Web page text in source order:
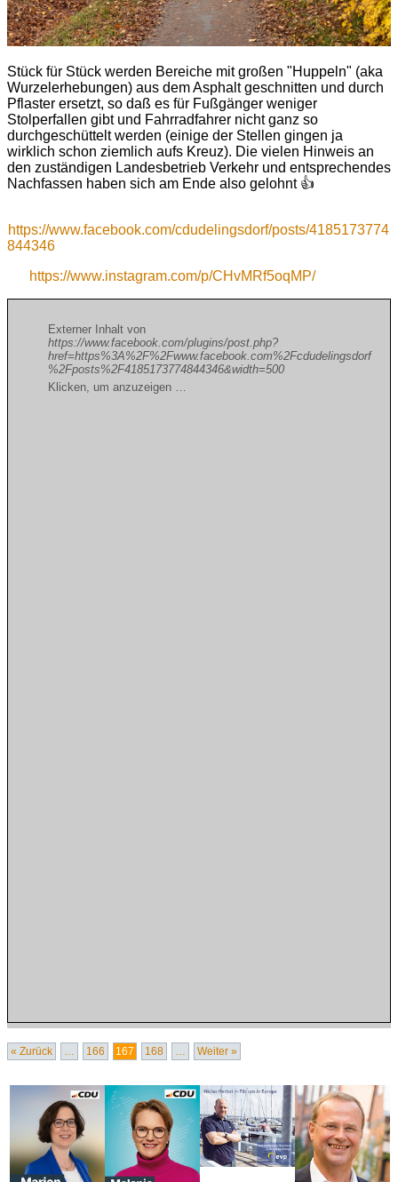
Stück für Stück werden Bereiche mit großen "Huppeln" (aka
Wurzelerhebungen) aus dem Asphalt geschnitten und durch
Pflaster ersetzt, so daß es für Fußgänger weniger
Stolperfallen gibt und Fahrradfahrer nicht ganz so
durchgeschüttelt werden (einige der Stellen gingen ja
wirklich schon ziemlich aufs Kreuz). Die vielen Hinweis an
den zuständigen Landesbetrieb Verkehr und entsprechendes
Nachfassen haben sich am Ende also gelohnt 👍
https://www.facebook.com/cdudelingsdorf/posts/4185173774
844346
https://www.instagram.com/p/CHvMRf5oqMP/
« Zurück … 166 167 168 … Weiter »